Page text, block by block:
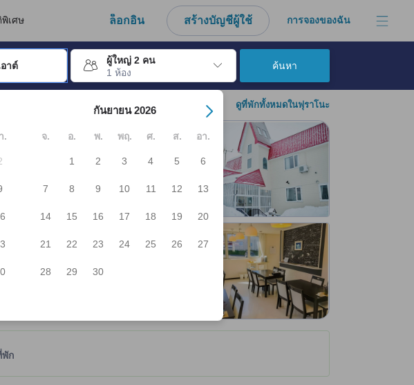
เศษ ล็อกอิน สร้างบัญชีผู้ใช้ การจองของฉัน
ลือก
อาต์
ผู้ใหญ่ 2 คน
1 ห้อง
วันเช็คอินและเช็คเอาต์ เมื่อไปถึงวันเช็คอินที่ต้องการ ให้กดปุ่ม Enter เพื่อเลือกวันเช็คอินดังกล่า
.
กันยายน 2026
จ. อ. พ. พฤ. ศ. ส. อา.
1 2 3 4 5 6
7 8 9 10 11 12 13
14 15 16 17 18 19 20
21 22 23 24 25 26 27
28 29 30
ค้นหา
ดูที่พักทั้งหมดในฟุราโนะ
พัก
งบน JAPANiCAN จึงมาจากประสบการณ์ตรงของผู้เข้าพักอย่างแท้จริง